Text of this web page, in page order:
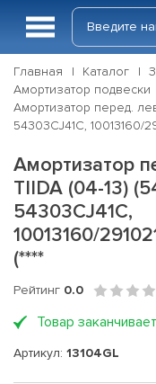
Главная Каталог
Амортизатор подвески
Амортизатор перед.
54303CJ41C, 10013160/
Амортизатор
TIIDA (04-13)
54303CJ41C,
10013160/
(****
Рейтинг 0.0
Товар
Артикул: 13104GL